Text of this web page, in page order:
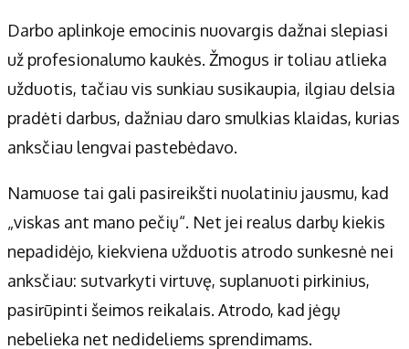
Darbo aplinkoje emocinis nuovargis dažnai slepiasi
už profesionalumo kaukės. Žmogus ir toliau atlieka
užduotis, tačiau vis sunkiau susikaupia, ilgiau delsia
pradėti darbus, dažniau daro smulkias klaidas, kurias
anksčiau lengvai pastebėdavo.
Namuose tai gali pasireikšti nuolatiniu jausmu, kad
„viskas ant mano pečių“. Net jei realus darbų kiekis
nepadidėjo, kiekviena užduotis atrodo sunkesnė nei
anksčiau: sutvarkyti virtuvę, suplanuoti pirkinius,
pasirūpinti šeimos reikalais. Atrodo, kad jėgų
nebelieka net nedideliems sprendimams.